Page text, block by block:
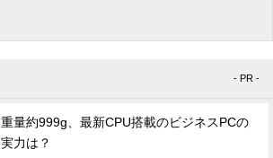
- PR -
重量約999g、最新CPU搭載のビジネスPCの
実力は？